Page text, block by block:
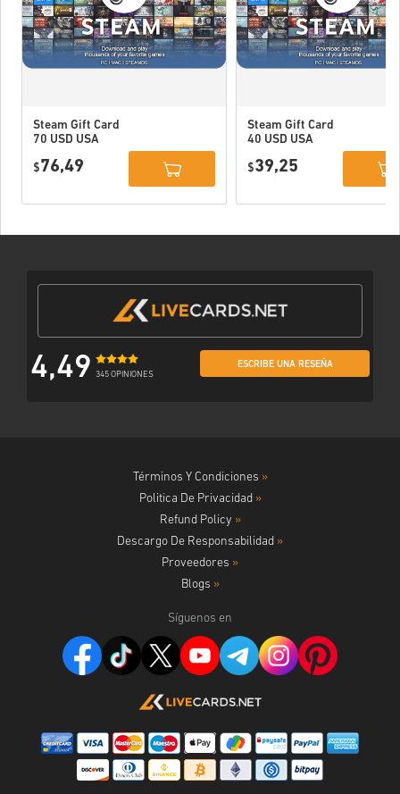
Steam Gift Card
70 USD USA
$76,49
Steam Gift Card
40 USD USA
$39,25
4,49 345 OPINIONES
ESCRIBE UNA RESEÑA
Términos Y Condiciones »
Politica De Privacidad »
Refund Policy »
Descargo De Responsabilidad »
Proveedores »
Blogs »
Síguenos en